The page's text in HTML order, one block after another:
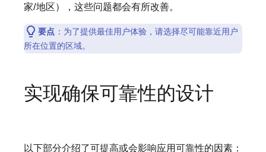
家/地区），这些问题都会有所改善。
要点 ：为了提供最佳用户体验，请选择尽可能靠近用户
所在位置的区域。
实现确保可靠性的设计
以下部分介绍了可提高或会影响应用可靠性的因素：